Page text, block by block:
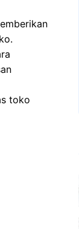
toko